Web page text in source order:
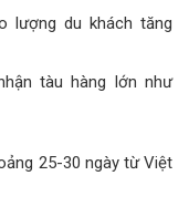
lượng du khách tăng
tàu hàng lớn như
25-30 ngày từ Việt